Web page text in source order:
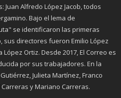
Juan Alfredo López Jacob, todos
Bajo el lema de
se identificaron las primeras
sus directores fueron Emilio López
Ortiz. Desde 2017, El Correo es
por sus trabajadores. En la
Julieta Martínez, Franco
y Mariano Carreras.